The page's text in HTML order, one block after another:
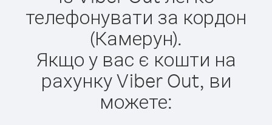
телефонувати за кордон
(Камерун).
Якщо у вас є кошти на
рахунку Viber Out, ви
можете: